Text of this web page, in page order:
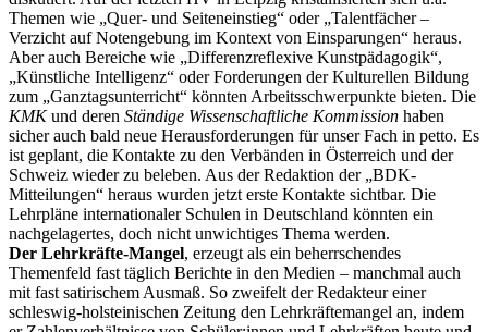
Themen wie „Quer- und Seiteneinstieg“ oder „Talentfächer –
Verzicht auf Notengebung im Kontext von Einsparungen“ heraus.
Aber auch Bereiche wie „Differenzreflexive Kunstpädagogik“,
„Künstliche Intelligenz“ oder Forderungen der Kulturellen Bildung
zum „Ganztagsunterricht“ könnten Arbeitsschwerpunkte bieten. Die
KMKund deren Ständige Wissenschaftliche Kommission haben
sicher auch bald neue Herausforderungen für unser Fach in petto. Es
ist geplant, die Kontakte zu den Verbänden in Österreich und der
Schweiz wieder zu beleben. Aus der Redaktion der „BDK-
Mitteilungen“ heraus wurden jetzt erste Kontakte sichtbar. Die
Lehrpläne internationaler Schulen in Deutschland könnten ein
nachgelagertes, doch nicht unwichtiges Thema werden.
Der Lehrkräfte-Mangel, erzeugt als ein beherrschendes
Themenfeld fast täglich Berichte in den Medien – manchmal auch
mit fast satirischem Ausmaß. So zweifelt der Redakteur einer
schleswig-holsteinischen Zeitung den Lehrkräftemangel an, indem